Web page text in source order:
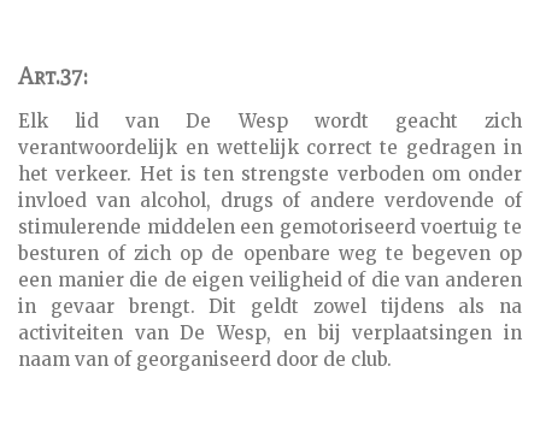
Art.37:
Elk lid van De Wesp wordt geacht zich
verantwoordelijk en wettelijk correct te gedragen in
het verkeer. Het is ten strengste verboden om onder
invloed van alcohol, drugs of andere verdovende of
stimulerende middelen een gemotoriseerd voertuig te
besturen of zich op de openbare weg te begeven op
een manier die de eigen veiligheid of die van anderen
in gevaar brengt. Dit geldt zowel tijdens als na
activiteiten van De Wesp, en bij verplaatsingen in
naam van of georganiseerd door de club.